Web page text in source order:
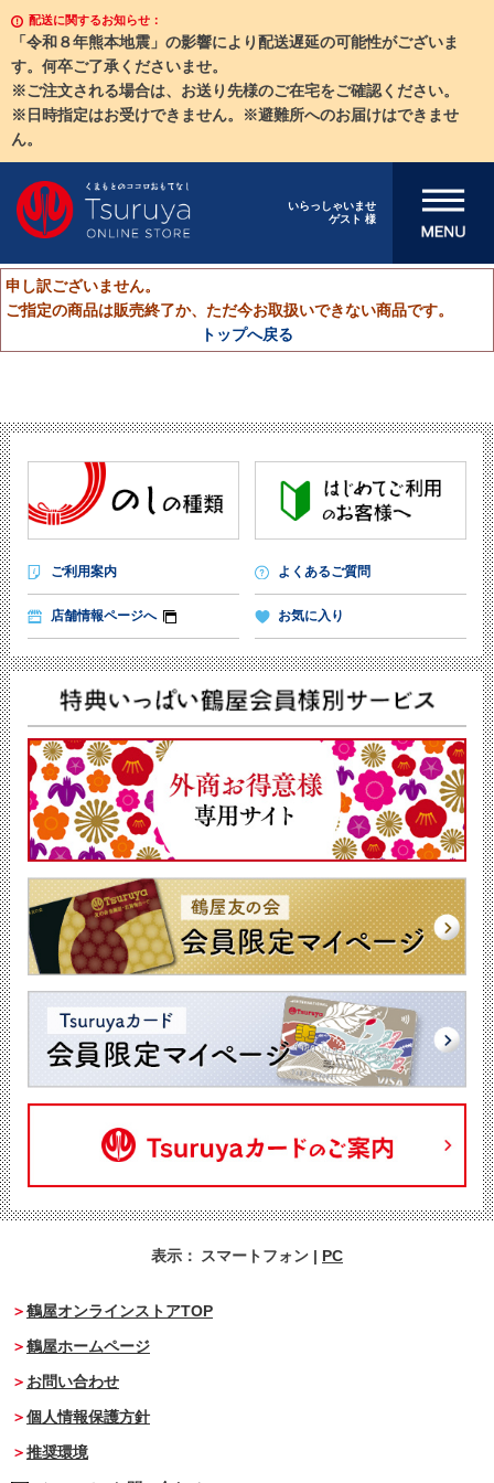
配送に関するお知らせ：
「令和８年熊本地震」の影響により配送遅延の可能性がございま
す。何卒ご了承くださいませ。
※ご注文される場合は、お送り先様のご在宅をご確認ください。
※日時指定はお受けできません。※避難所へのお届けはできませ
ん。
いらっしゃいませ
ゲスト 様
メニューを開
申し訳ございません。
ご指定の商品は販売終了か、ただ今お取扱いできない商品です。
トップへ戻る
ご利用案内 よくあるご質問
店舗情報ページへ お気に入り
表示： スマートフォン | PC
鶴屋オンラインストアTOP
鶴屋ホームページ
お問い合わせ
個人情報保護方針
推奨環境